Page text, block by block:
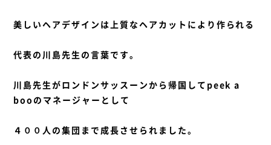
美しいヘアデザインは上質なヘアカットにより作られる
代表の川島先生の言葉です。
川島先生がロンドンサッスーンから帰国してpeek a
booのマネージャーとして
４００人の集団まで成長させられました。